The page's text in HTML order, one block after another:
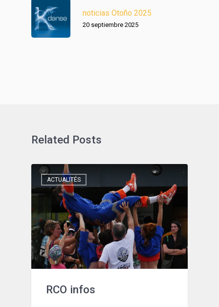
noticias Otoño 2025
20 septiembre 2025
Related Posts
ACTUALITÉS
RCO infos